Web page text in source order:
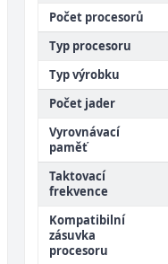
Počet procesorů
Typ procesoru
Typ výrobku
Počet jader
Vyrovnávací
paměť
Taktovací
frekvence
Kompatibilní
zásuvka
procesoru